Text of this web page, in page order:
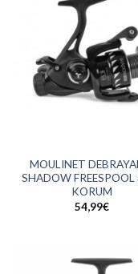
MOULINET
SHADOW
KORUM
54,99€